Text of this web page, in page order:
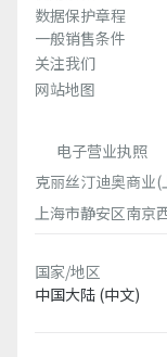
数据保护章程
一般销售条件
关注我们
网站地图
电子营业执照
克丽丝汀迪奥商业
上海市静安区南京
国家/地区
中国大陆 (中文)